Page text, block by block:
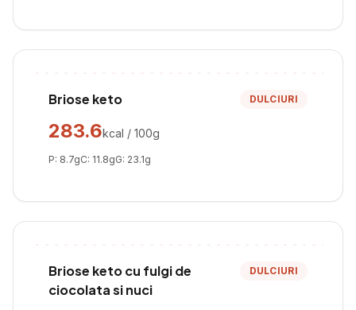
Briose keto DULCIURI
283.6kcal / 100g
P: 8.7gC: 11.8gG: 23.1g
Briose keto cu fulgi de
ciocolata si nuci
DULCIURI